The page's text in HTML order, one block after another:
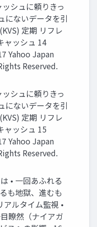
シュに頼りきっ
にないデータを引
定期 リフレ
ャッシュ 14
Yahoo Japan
Reserved.
シュに頼りきっ
にないデータを引
定期 リフレ
ャッシュ 15
Yahoo Japan
Reserved.
• 一回あふれる
も地獄、進むも
アルタイム監視 •
瞭然（ナイアガ